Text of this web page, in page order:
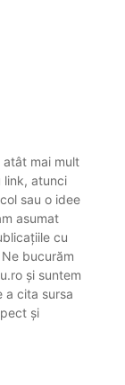
mai mult
link, atunci
sau o idee
asumat
cu
bucurăm
și suntem
a cita sursa
și